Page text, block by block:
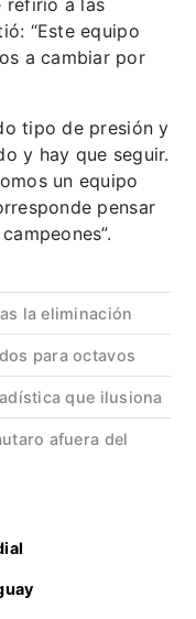
refirió a las
“Este equipo
a cambiar por
tipo de presión y
y hay que seguir.
un equipo
pensar
la eliminación
para octavos
que ilusiona
afuera del